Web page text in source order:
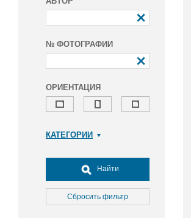
№ ФОТОГРАФИИ
ОРИЕНТАЦИЯ
КАТЕГОРИИ
Досуг, туризм и отдых
Культура
Медицина
Найти
Сбросить фильтр